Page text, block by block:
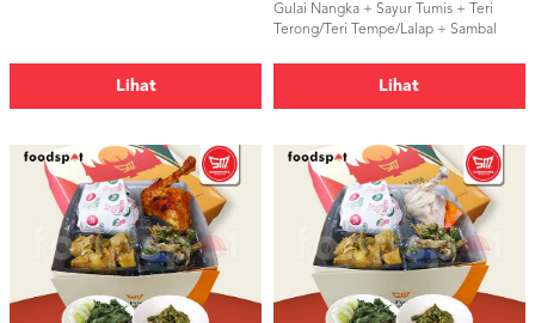
Lihat
Gulai Nangka + Sayur Tumis + Teri
Terong/Teri Tempe/Lalap + Sambal
Lihat